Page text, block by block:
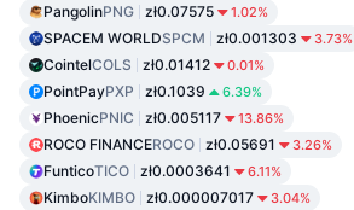
PangolinPNG zł0.07575 1.02%
SPACEM WORLDSPCM zł0.001303 3.73%
CointelCOLS zł0.01412 0.01%
PointPayPXP zł0.1039 6.39%
PhoenicPNIC zł0.005117 13.86%
ROCO FINANCEROCO zł0.05691 3.26%
FunticoTICO zł0.0003641 6.11%
KimboKIMBO zł0.000007017 3.04%